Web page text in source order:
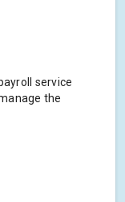
service
the